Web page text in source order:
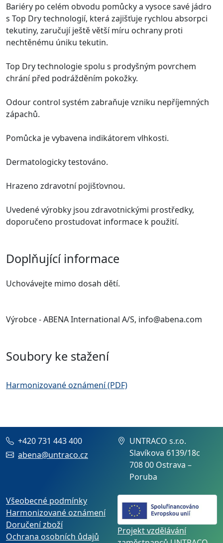
Bariéry po celém obvodu pomůcky a vysoce savé jádro
s Top Dry technologií, která zajišťuje rychlou absorpci
tekutiny, zaručují ještě větší míru ochrany proti
nechtěnému úniku tekutin.
Top Dry technologie spolu s prodyšným povrchem
chrání před podrážděním pokožky.
Odour control systém zabraňuje vzniku nepříjemných
zápachů.
Pomůcka je vybavena indikátorem vlhkosti.
Dermatologicky testováno.
Hrazeno zdravotní pojišťovnou.
Uvedené výrobky jsou zdravotnickými prostředky,
doporučeno prostudovat informace k použití.
Doplňující informace
Uchovávejte mimo dosah dětí.
Výrobce - ABENA International A/S, info@abena.com
Soubory ke stažení
Harmonizované oznámení (PDF)
+420 731 443 400
abena@untraco.cz
UNTRACO s.r.o.
Slavíkova 6139/18c
708 00 Ostrava –
Poruba
Všeobecné podmínky
Harmonizované oznámení
Doručení zboží
Ochrana osobních ůdajů
Projekt vzdělávání